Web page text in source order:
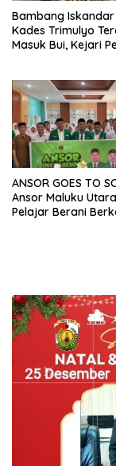
Bambang Iskandar
Kades Trimulyo
Masuk Bui, Kejari
Penyelidikan (Sprin)
ANSOR GOES TO
Ansor Maluku
Pelajar Berani